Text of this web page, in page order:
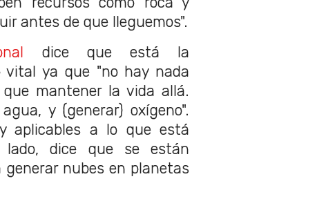
antes de que lleguemos".
dice que está la
vital ya que "no hay nada
mantener la vida allá.
y (generar) oxígeno".
aplicables a lo que está
lado, dice que se están
nubes en planetas